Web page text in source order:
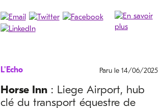
L'Echo Paru le 14/06/2025
Horse Inn: Liege Airport, hub
clé du transport équestre de